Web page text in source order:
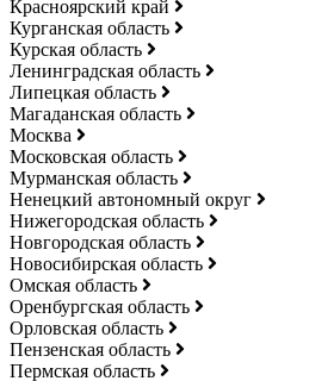
Красноярский край
Курганская область
Курская область
Ленинградская область
Липецкая область
Магаданская область
Москва
Московская область
Мурманская область
Ненецкий автономный округ
Нижегородская область
Новгородская область
Новосибирская область
Омская область
Оренбургская область
Орловская область
Пензенская область
Пермская область